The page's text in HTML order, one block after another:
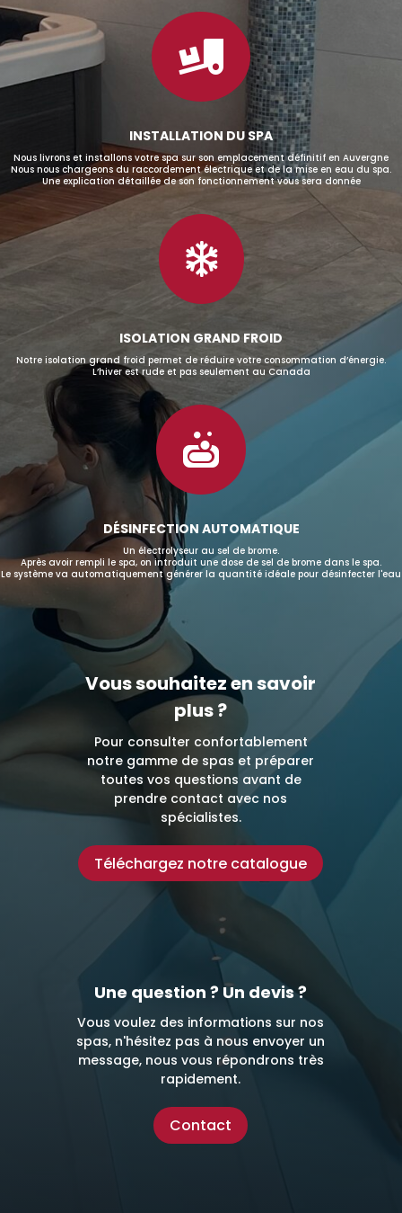

INSTALLATION DU SPA
Nous livrons et installons votre spa sur son emplacement définitif en Auvergne
Nous nous chargeons du raccordement électrique et de la mise en eau du spa.
Une explication détaillée de son fonctionnement vous sera donnée

ISOLATION GRAND FROID
Notre isolation grand froid permet de réduire votre consommation d’énergie.
L’hiver est rude et pas seulement au Canada

DÉSINFECTION AUTOMATIQUE
Un électrolyseur au sel de brome.
Après avoir rempli le spa, on introduit une dose de sel de brome dans le spa.
Le système va automatiquement générer la quantité idéale pour désinfecter l'eau
Vous souhaitez en savoir
plus ?
Pour consulter confortablement
notre gamme de spas et préparer
toutes vos questions avant de
prendre contact avec nos
spécialistes.
Téléchargez notre catalogue
Une question ? Un devis ?
Vous voulez des informations sur nos
spas, n'hésitez pas à nous envoyer un
message, nous vous répondrons très
rapidement.
Contact